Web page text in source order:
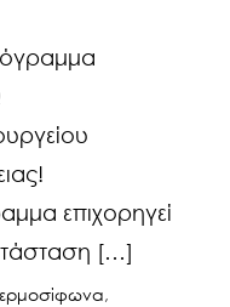
επιχορηγεί
[…]
,